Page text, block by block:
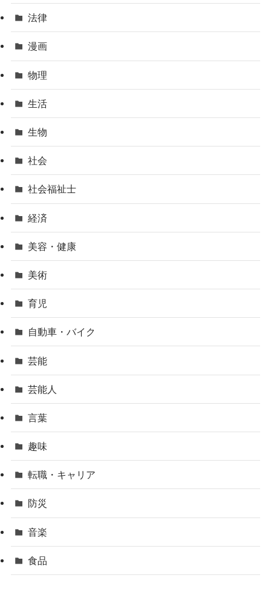
法律
漫画
物理
生活
生物
社会
社会福祉士
経済
美容・健康
美術
育児
自動車・バイク
芸能
芸能人
言葉
趣味
転職・キャリア
防災
音楽
食品